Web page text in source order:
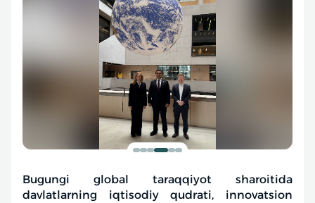
Bugungi global taraqqiyot sharoitida
davlatlarning iqtisodiy qudrati, innovatsion